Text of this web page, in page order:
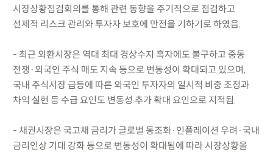
시장상황점검회의를 통해 관련 동향을 주기적으로 점검하고
선제적 리스크 관리와 투자자 보호에 만전을 기하기로 하였음.
- 최근 외환시장은 역대 최대 경상수지 흑자에도 불구하고 중동
전쟁·외국인 주식 매도 지속 등으로 변동성이 확대되고 있으며,
국내 주식시장 급등에 따른 외국인 투자자의 일시적 비중 조정과
차익 실현 등 수급 요인도 변동성 추가 확대 요인으로 지적됨.
- 채권시장은 국고채 금리가 글로벌 동조화·인플레이션 우려·국내
금리인상 기대 강화 등으로 변동성이 확대됨에 따라 시장상황을